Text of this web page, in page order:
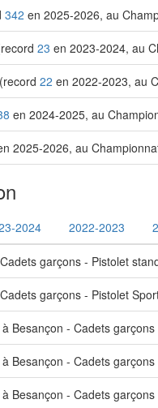
342 en 2025-2026, au
23 en 2023-2024, au
22 en 2022-2023, au
en 2024-2025, au
2025-2026, au
2024 2022-2023
garçons - Pistolet
garçons - Pistolet
Besançon - Cadets
Besançon - Cadets
Besançon - Cadets